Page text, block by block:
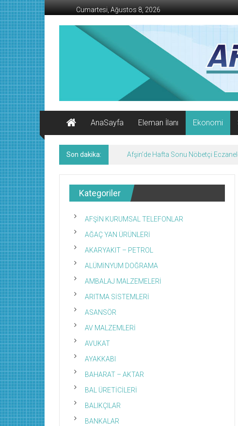
İçeriğe
geç
Cumartesi, Ağustos 8, 2026
AFŞİN
Ekonomi
Kanalı
AnaSayfa
Eleman İlanı Ekonomi
Son dakika: Afşin’de Hafta Sonu Nöbetçi
Kategoriler
AFŞİN KURUMSAL TELEFONLAR
AĞAÇ YAN ÜRÜNLERİ
AKARYAKIT – PETROL
ALÜMİNYUM DOĞRAMA
AMBALAJ MALZEMELERİ
ARITMA SİSTEMLERİ
ASANSÖR
AV MALZEMLERİ
AVUKAT
AYAKKABI
BAHARAT – AKTAR
BAL ÜRETİCİLERİ
BALIKÇILAR
BANKALAR